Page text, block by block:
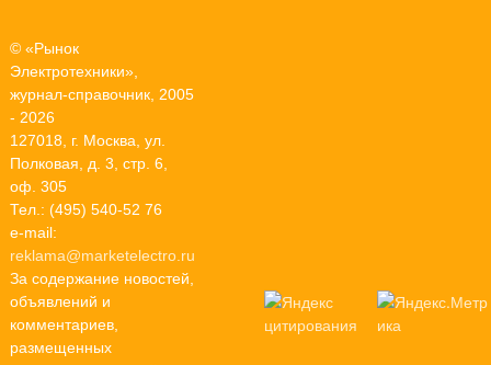
© «Рынок
Электротехники»,
журнал-справочник, 2005
- 2026
127018, г. Москва, ул.
Полковая, д. 3, стр. 6,
оф. 305
Тел.: (495) 540-52 76
e-mail:
reklama@marketelectro.ru
За содержание новостей,
объявлений и
комментариев,
размещенных